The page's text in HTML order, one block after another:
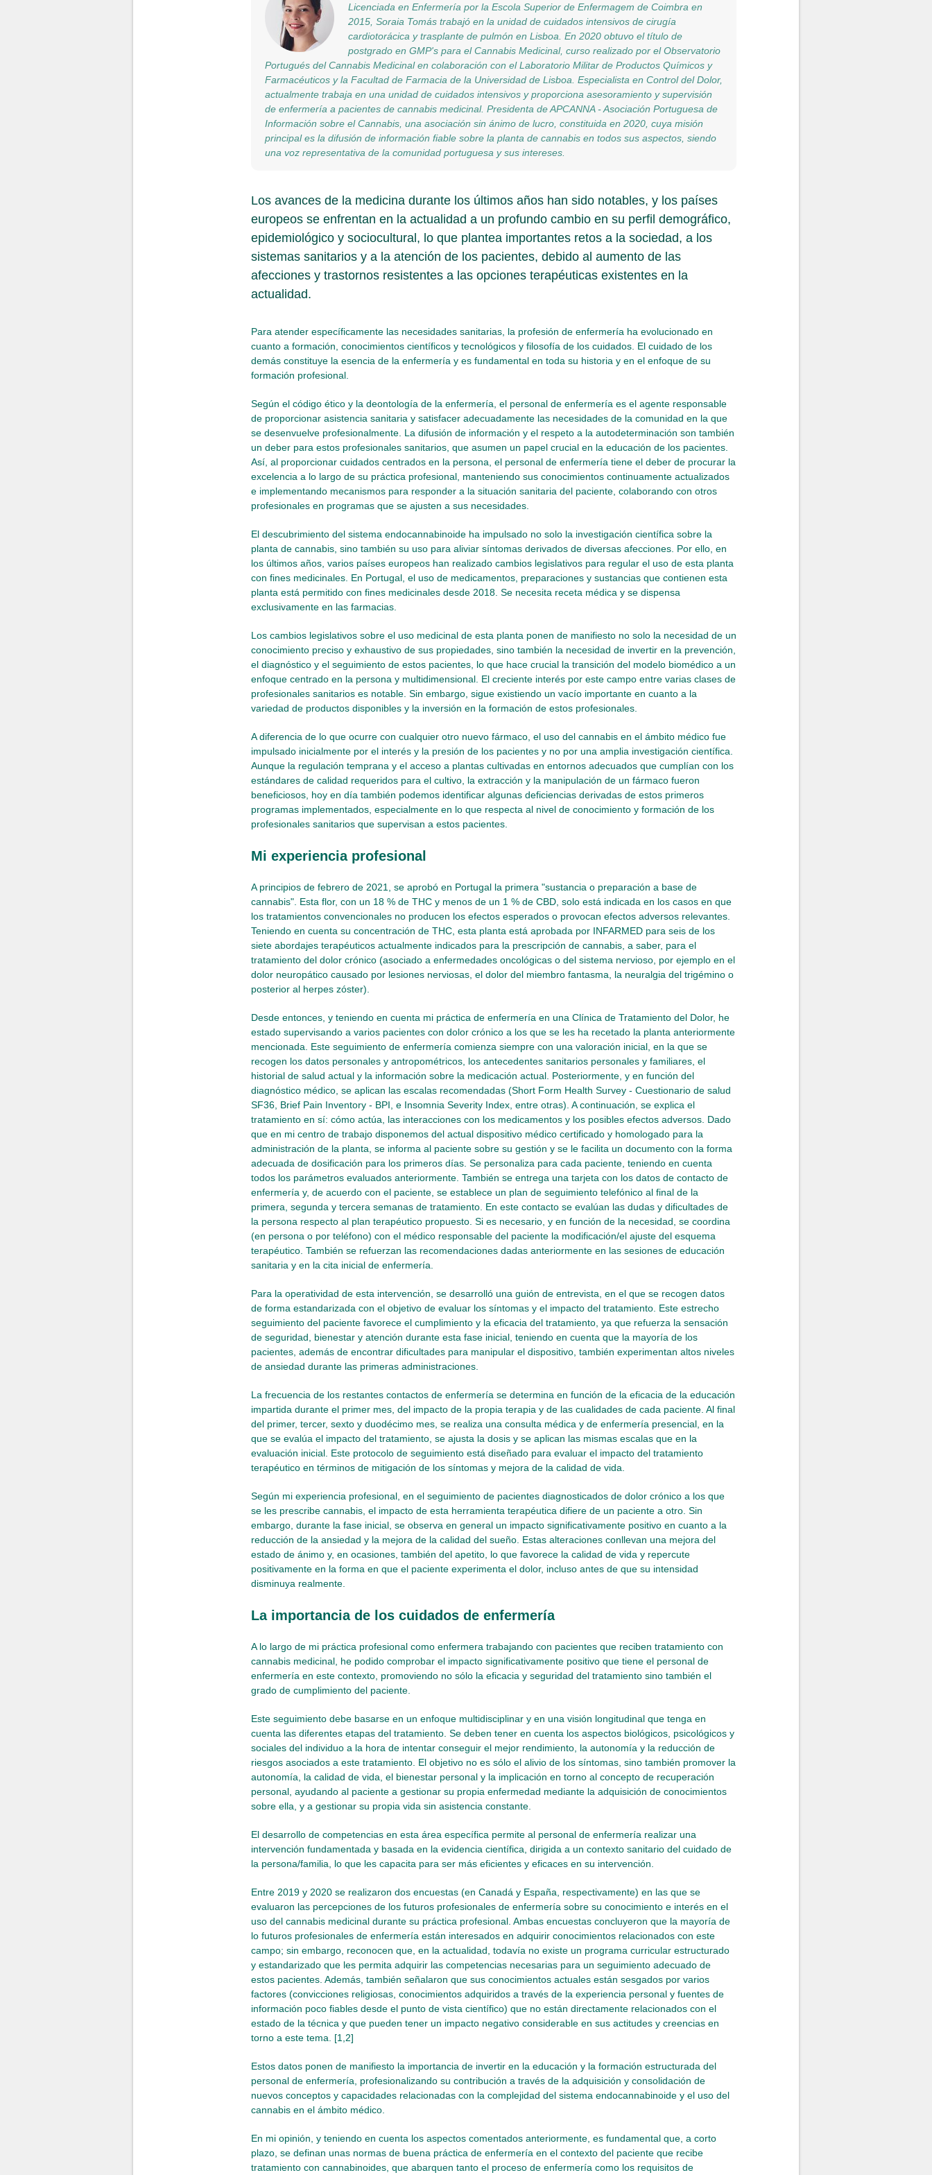
Licenciada en Enfermería por la Escola Superior de Enfermagem de Coimbra en
2015, Soraia Tomás trabajó en la unidad de cuidados intensivos de cirugía
cardiotorácica y trasplante de pulmón en Lisboa. En 2020 obtuvo el título de
postgrado en GMP's para el Cannabis Medicinal, curso realizado por el Observatorio
Portugués del Cannabis Medicinal en colaboración con el Laboratorio Militar de Productos Químicos y
Farmacéuticos y la Facultad de Farmacia de la Universidad de Lisboa. Especialista en Control del Dolor,
actualmente trabaja en una unidad de cuidados intensivos y proporciona asesoramiento y supervisión
de enfermería a pacientes de cannabis medicinal. Presidenta de APCANNA - Asociación Portuguesa de
Información sobre el Cannabis, una asociación sin ánimo de lucro, constituida en 2020, cuya misión
principal es la difusión de información fiable sobre la planta de cannabis en todos sus aspectos, siendo
una voz representativa de la comunidad portuguesa y sus intereses.
Los avances de la medicina durante los últimos años han sido notables, y los países
europeos se enfrentan en la actualidad a un profundo cambio en su perfil demográfico,
epidemiológico y sociocultural, lo que plantea importantes retos a la sociedad, a los
sistemas sanitarios y a la atención de los pacientes, debido al aumento de las
afecciones y trastornos resistentes a las opciones terapéuticas existentes en la
actualidad.
Para atender específicamente las necesidades sanitarias, la profesión de enfermería ha evolucionado en
cuanto a formación, conocimientos científicos y tecnológicos y filosofía de los cuidados. El cuidado de los
demás constituye la esencia de la enfermería y es fundamental en toda su historia y en el enfoque de su
formación profesional.
Según el código ético y la deontología de la enfermería, el personal de enfermería es el agente responsable
de proporcionar asistencia sanitaria y satisfacer adecuadamente las necesidades de la comunidad en la que
se desenvuelve profesionalmente. La difusión de información y el respeto a la autodeterminación son también
un deber para estos profesionales sanitarios, que asumen un papel crucial en la educación de los pacientes.
Así, al proporcionar cuidados centrados en la persona, el personal de enfermería tiene el deber de procurar la
excelencia a lo largo de su práctica profesional, manteniendo sus conocimientos continuamente actualizados
e implementando mecanismos para responder a la situación sanitaria del paciente, colaborando con otros
profesionales en programas que se ajusten a sus necesidades.
El descubrimiento del sistema endocannabinoide ha impulsado no solo la investigación científica sobre la
planta de cannabis, sino también su uso para aliviar síntomas derivados de diversas afecciones. Por ello, en
los últimos años, varios países europeos han realizado cambios legislativos para regular el uso de esta planta
con fines medicinales. En Portugal, el uso de medicamentos, preparaciones y sustancias que contienen esta
planta está permitido con fines medicinales desde 2018. Se necesita receta médica y se dispensa
exclusivamente en las farmacias.
Los cambios legislativos sobre el uso medicinal de esta planta ponen de manifiesto no solo la necesidad de un
conocimiento preciso y exhaustivo de sus propiedades, sino también la necesidad de invertir en la prevención,
el diagnóstico y el seguimiento de estos pacientes, lo que hace crucial la transición del modelo biomédico a un
enfoque centrado en la persona y multidimensional. El creciente interés por este campo entre varias clases de
profesionales sanitarios es notable. Sin embargo, sigue existiendo un vacío importante en cuanto a la
variedad de productos disponibles y la inversión en la formación de estos profesionales.
A diferencia de lo que ocurre con cualquier otro nuevo fármaco, el uso del cannabis en el ámbito médico fue
impulsado inicialmente por el interés y la presión de los pacientes y no por una amplia investigación científica.
Aunque la regulación temprana y el acceso a plantas cultivadas en entornos adecuados que cumplían con los
estándares de calidad requeridos para el cultivo, la extracción y la manipulación de un fármaco fueron
beneficiosos, hoy en día también podemos identificar algunas deficiencias derivadas de estos primeros
programas implementados, especialmente en lo que respecta al nivel de conocimiento y formación de los
profesionales sanitarios que supervisan a estos pacientes.
Mi experiencia profesional
A principios de febrero de 2021, se aprobó en Portugal la primera "sustancia o preparación a base de
cannabis". Esta flor, con un 18 % de THC y menos de un 1 % de CBD, solo está indicada en los casos en que
los tratamientos convencionales no producen los efectos esperados o provocan efectos adversos relevantes.
Teniendo en cuenta su concentración de THC, esta planta está aprobada por INFARMED para seis de los
siete abordajes terapéuticos actualmente indicados para la prescripción de cannabis, a saber, para el
tratamiento del dolor crónico (asociado a enfermedades oncológicas o del sistema nervioso, por ejemplo en el
dolor neuropático causado por lesiones nerviosas, el dolor del miembro fantasma, la neuralgia del trigémino o
posterior al herpes zóster).
Desde entonces, y teniendo en cuenta mi práctica de enfermería en una Clínica de Tratamiento del Dolor, he
estado supervisando a varios pacientes con dolor crónico a los que se les ha recetado la planta anteriormente
mencionada. Este seguimiento de enfermería comienza siempre con una valoración inicial, en la que se
recogen los datos personales y antropométricos, los antecedentes sanitarios personales y familiares, el
historial de salud actual y la información sobre la medicación actual. Posteriormente, y en función del
diagnóstico médico, se aplican las escalas recomendadas (Short Form Health Survey - Cuestionario de salud
SF36, Brief Pain Inventory - BPI, e Insomnia Severity Index, entre otras). A continuación, se explica el
tratamiento en sí: cómo actúa, las interacciones con los medicamentos y los posibles efectos adversos. Dado
que en mi centro de trabajo disponemos del actual dispositivo médico certificado y homologado para la
administración de la planta, se informa al paciente sobre su gestión y se le facilita un documento con la forma
adecuada de dosificación para los primeros días. Se personaliza para cada paciente, teniendo en cuenta
todos los parámetros evaluados anteriormente. También se entrega una tarjeta con los datos de contacto de
enfermería y, de acuerdo con el paciente, se establece un plan de seguimiento telefónico al final de la
primera, segunda y tercera semanas de tratamiento. En este contacto se evalúan las dudas y dificultades de
la persona respecto al plan terapéutico propuesto. Si es necesario, y en función de la necesidad, se coordina
(en persona o por teléfono) con el médico responsable del paciente la modificación/el ajuste del esquema
terapéutico. También se refuerzan las recomendaciones dadas anteriormente en las sesiones de educación
sanitaria y en la cita inicial de enfermería.
Para la operatividad de esta intervención, se desarrolló una guión de entrevista, en el que se recogen datos
de forma estandarizada con el objetivo de evaluar los síntomas y el impacto del tratamiento. Este estrecho
seguimiento del paciente favorece el cumplimiento y la eficacia del tratamiento, ya que refuerza la sensación
de seguridad, bienestar y atención durante esta fase inicial, teniendo en cuenta que la mayoría de los
pacientes, además de encontrar dificultades para manipular el dispositivo, también experimentan altos niveles
de ansiedad durante las primeras administraciones.
La frecuencia de los restantes contactos de enfermería se determina en función de la eficacia de la educación
impartida durante el primer mes, del impacto de la propia terapia y de las cualidades de cada paciente. Al final
del primer, tercer, sexto y duodécimo mes, se realiza una consulta médica y de enfermería presencial, en la
que se evalúa el impacto del tratamiento, se ajusta la dosis y se aplican las mismas escalas que en la
evaluación inicial. Este protocolo de seguimiento está diseñado para evaluar el impacto del tratamiento
terapéutico en términos de mitigación de los síntomas y mejora de la calidad de vida.
Según mi experiencia profesional, en el seguimiento de pacientes diagnosticados de dolor crónico a los que
se les prescribe cannabis, el impacto de esta herramienta terapéutica difiere de un paciente a otro. Sin
embargo, durante la fase inicial, se observa en general un impacto significativamente positivo en cuanto a la
reducción de la ansiedad y la mejora de la calidad del sueño. Estas alteraciones conllevan una mejora del
estado de ánimo y, en ocasiones, también del apetito, lo que favorece la calidad de vida y repercute
positivamente en la forma en que el paciente experimenta el dolor, incluso antes de que su intensidad
disminuya realmente.
La importancia de los cuidados de enfermería
A lo largo de mi práctica profesional como enfermera trabajando con pacientes que reciben tratamiento con
cannabis medicinal, he podido comprobar el impacto significativamente positivo que tiene el personal de
enfermería en este contexto, promoviendo no sólo la eficacia y seguridad del tratamiento sino también el
grado de cumplimiento del paciente.
Este seguimiento debe basarse en un enfoque multidisciplinar y en una visión longitudinal que tenga en
cuenta las diferentes etapas del tratamiento. Se deben tener en cuenta los aspectos biológicos, psicológicos y
sociales del individuo a la hora de intentar conseguir el mejor rendimiento, la autonomía y la reducción de
riesgos asociados a este tratamiento. El objetivo no es sólo el alivio de los síntomas, sino también promover la
autonomía, la calidad de vida, el bienestar personal y la implicación en torno al concepto de recuperación
personal, ayudando al paciente a gestionar su propia enfermedad mediante la adquisición de conocimientos
sobre ella, y a gestionar su propia vida sin asistencia constante.
El desarrollo de competencias en esta área específica permite al personal de enfermería realizar una
intervención fundamentada y basada en la evidencia científica, dirigida a un contexto sanitario del cuidado de
la persona/familia, lo que les capacita para ser más eficientes y eficaces en su intervención.
Entre 2019 y 2020 se realizaron dos encuestas (en Canadá y España, respectivamente) en las que se
evaluaron las percepciones de los futuros profesionales de enfermería sobre su conocimiento e interés en el
uso del cannabis medicinal durante su práctica profesional. Ambas encuestas concluyeron que la mayoría de
lo futuros profesionales de enfermería están interesados en adquirir conocimientos relacionados con este
campo; sin embargo, reconocen que, en la actualidad, todavía no existe un programa curricular estructurado
y estandarizado que les permita adquirir las competencias necesarias para un seguimiento adecuado de
estos pacientes. Además, también señalaron que sus conocimientos actuales están sesgados por varios
factores (convicciones religiosas, conocimientos adquiridos a través de la experiencia personal y fuentes de
información poco fiables desde el punto de vista científico) que no están directamente relacionados con el
estado de la técnica y que pueden tener un impacto negativo considerable en sus actitudes y creencias en
torno a este tema. [1,2]
Estos datos ponen de manifiesto la importancia de invertir en la educación y la formación estructurada del
personal de enfermería, profesionalizando su contribución a través de la adquisición y consolidación de
nuevos conceptos y capacidades relacionadas con la complejidad del sistema endocannabinoide y el uso del
cannabis en el ámbito médico.
En mi opinión, y teniendo en cuenta los aspectos comentados anteriormente, es fundamental que, a corto
plazo, se definan unas normas de buena práctica de enfermería en el contexto del paciente que recibe
tratamiento con cannabinoides, que abarquen tanto el proceso de enfermería como los requisitos de